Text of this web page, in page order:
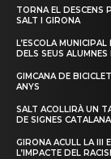
TORNA EL DESCENS
SALT I GIRONA
L’ESCOLA
DELS SEUS
GIMCANA DE
ANYS
SALT ACOLLIRÀ UN
DE SIGNES CATALANA
GIRONA ACULL LA III
L’IMPACTE DEL